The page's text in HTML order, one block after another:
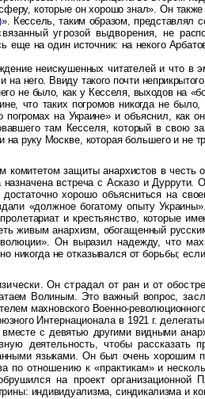
которые он хорошо знал».Он
». Кессель, таким образом, представлял
угрозой выдворения, не
еще на один источник: на некого
дение неискушенных читателей и что в
него. Ввиду такого почти
не было, как у Кесселя, выходов на
что таких погромов никогда не было,
погромах на Украине» и объяснил, как
там Кесселя, который в свою
на руку Москве, которая большего и не
защиты анархистов в
встреча с Асказо и
хорошо объясниться на
«должное богатому опыту
и крестьянство, которые
живым анархизм, обогащенный
Он выразил надежду, что
не отказывался от борьбы;
Он страдал от ран и от
Волиным. Это важный вопрос,
махновского Военно-
Интернационала в 1921 г.
вместе с девятью другими видными
деятельность, чтобы
языками. Он был очень хорошим
по отношению к «практикам» и
на проект организационной
индивидуализма, синдикализма и